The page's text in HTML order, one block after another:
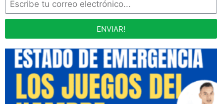
ENVIAR!